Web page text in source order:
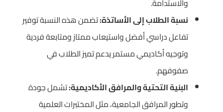
والاستدامة.
نسبة الطلاب إلى الأساتذة:تضمن هذه النسبة توفير
تفاعل دراسي أفضل واستيعاب ممتاز ومتابعة فردية
وتوجيه أكاديمي مستمر يدعم تميز الطلاب في
صفوفهم.
البنية التحتية والمرافق الأكاديمية:تشمل جودة
وتطور المرافق الجامعية، مثل المختبرات العلمية